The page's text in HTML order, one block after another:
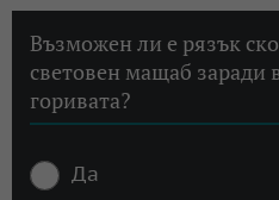
Възможен ли е рязък
световен мащаб заради
горивата?
Да